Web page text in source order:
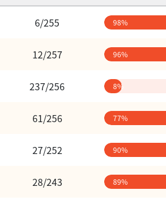
6/255 98%
12/257 96%
237/256 8%
61/256 77%
27/252 90%
28/243 89%